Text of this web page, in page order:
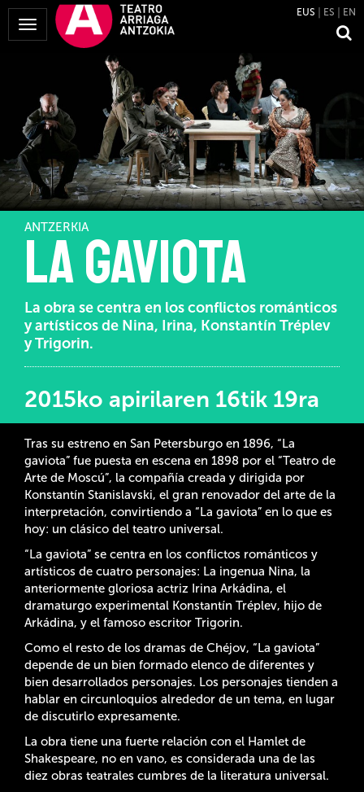
Menua
erakutsi
EUS ES EN
ANTZERKIA
La gaviota
La obra se centra en los conflictos románticos
y artísticos de Nina, Irina, Konstantín Tréplev
y Trigorin.
2015ko apirilaren 16tik 19ra
Tras su estreno en San Petersburgo en 1896, “La
gaviota” fue puesta en escena en 1898 por el “Teatro de
Arte de Moscú”, la compañía creada y dirigida por
Konstantín Stanislavski, el gran renovador del arte de la
interpretación, convirtiendo a “La gaviota” en lo que es
hoy: un clásico del teatro universal.
“La gaviota” se centra en los conflictos románticos y
artísticos de cuatro personajes: La ingenua Nina, la
anteriormente gloriosa actriz Irina Arkádina, el
dramaturgo experimental Konstantín Tréplev, hijo de
Arkádina, y el famoso escritor Trigorin.
Como el resto de los dramas de Chéjov, “La gaviota”
depende de un bien formado elenco de diferentes y
bien desarrollados personajes. Los personajes tienden a
hablar en circunloquios alrededor de un tema, en lugar
de discutirlo expresamente.
La obra tiene una fuerte relación con el Hamlet de
Shakespeare, no en vano, es considerada una de las
diez obras teatrales cumbres de la literatura universal.